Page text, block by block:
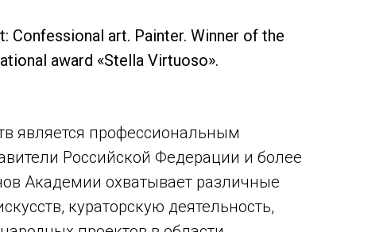
art. Painter. Winner of the
award «Stella Virtuoso».
является профессиональным
Российской Федерации и более
Академии охватывает различные
кураторскую деятельность,